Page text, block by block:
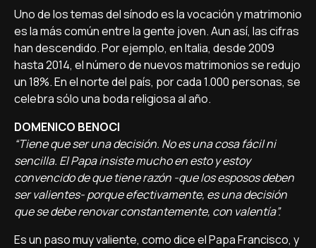
Uno de los temas del sínodo es la vocación y matrimonio
es la más común entre la gente joven. Aun así, las cifras
han descendido. Por ejemplo, en Italia, desde 2009
hasta 2014, el número de nuevos matrimonios se redujo
un 18%. En el norte del país, por cada 1.000 personas, se
celebra sólo una boda religiosa al año.
DOMENICO BENOCI
“Tiene que ser una decisión. No es una cosa fácil ni
sencilla. El Papa insiste mucho en esto y estoy
convencido de que tiene razón -que los esposos deben
ser valientes- porque efectivamente, es una decisión
que se debe renovar constantemente, con valentía”.
Es un paso muy valiente, como dice el Papa Francisco, y